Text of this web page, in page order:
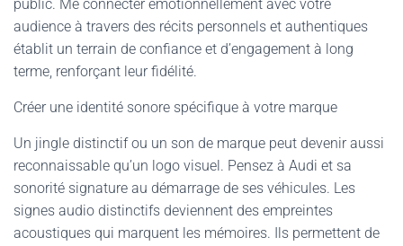
public. Me connecter émotionnellement avec votre
audience à travers des récits personnels et authentiques
établit un terrain de confiance et d’engagement à long
terme, renforçant leur fidélité.
Créer une identité sonore spécifique à votre marque
Un jingle distinctif ou un son de marque peut devenir aussi
reconnaissable qu’un logo visuel. Pensez à Audi et sa
sonorité signature au démarrage de ses véhicules. Les
signes audio distinctifs deviennent des empreintes
acoustiques qui marquent les mémoires. Ils permettent de